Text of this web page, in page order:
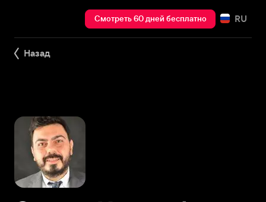
Смотреть 60 дней бесплатно RU
Назад